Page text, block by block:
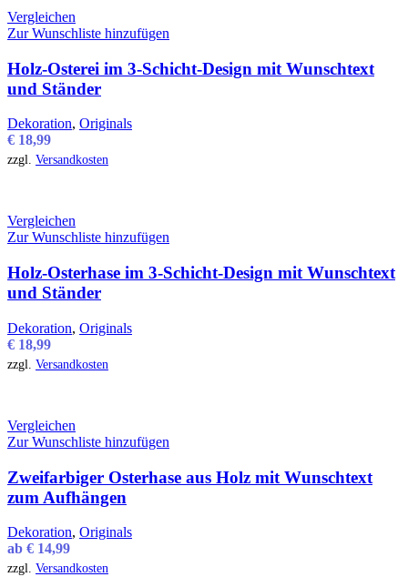
Vergleichen
Zur Wunschliste hinzufügen
Holz-Osterei im 3-Schicht-Design mit Wunschtext
und Ständer
Dekoration, Originals
€ 18,99
zzgl. Versandkosten
Vergleichen
Zur Wunschliste hinzufügen
Holz-Osterhase im 3-Schicht-Design mit Wunschtext
und Ständer
Dekoration, Originals
€ 18,99
zzgl. Versandkosten
Vergleichen
Zur Wunschliste hinzufügen
Zweifarbiger Osterhase aus Holz mit Wunschtext
zum Aufhängen
Dekoration, Originals
ab € 14,99
zzgl. Versandkosten